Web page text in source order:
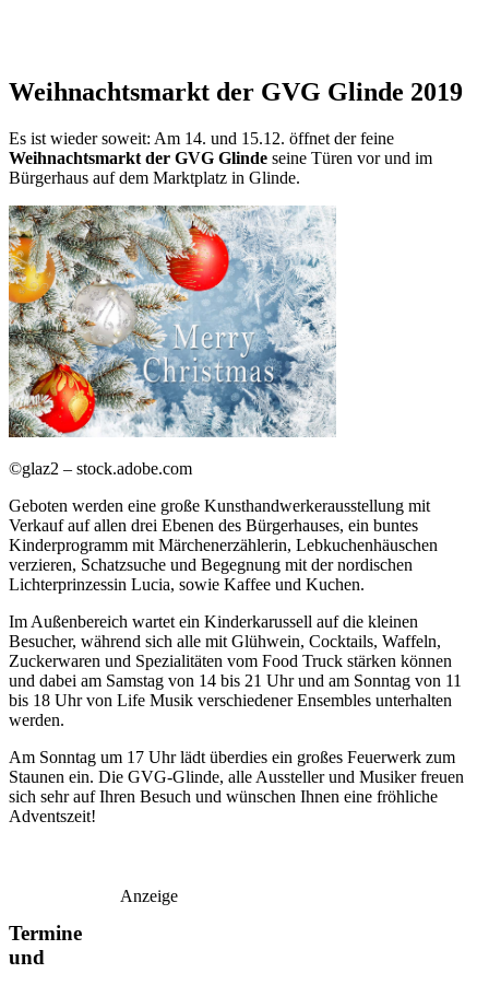
Weihnachtsmarkt der GVG Glinde 2019
Es ist wieder soweit: Am 14. und 15.12. öffnet der feine
Weihnachtsmarkt der GVG Glinde seine Türen vor und im
Bürgerhaus auf dem Marktplatz in Glinde.
©glaz2 – stock.adobe.com
Geboten werden eine große Kunsthandwerkerausstellung mit
Verkauf auf allen drei Ebenen des Bürgerhauses, ein buntes
Kinderprogramm mit Märchenerzählerin, Lebkuchenhäuschen
verzieren, Schatzsuche und Begegnung mit der nordischen
Lichterprinzessin Lucia, sowie Kaffee und Kuchen.
Im Außenbereich wartet ein Kinderkarussell auf die kleinen
Besucher, während sich alle mit Glühwein, Cocktails, Waffeln,
Zuckerwaren und Spezialitäten vom Food Truck stärken können
und dabei am Samstag von 14 bis 21 Uhr und am Sonntag von 11
bis 18 Uhr von Life Musik verschiedener Ensembles unterhalten
werden.
Am Sonntag um 17 Uhr lädt überdies ein großes Feuerwerk zum
Staunen ein. Die GVG-Glinde, alle Aussteller und Musiker freuen
sich sehr auf Ihren Besuch und wünschen Ihnen eine fröhliche
Adventszeit!
Anzeige
Termine
und